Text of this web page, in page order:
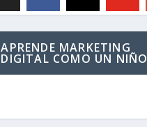
APRENDE MARKETING
DIGITAL COMO UN NIÑO